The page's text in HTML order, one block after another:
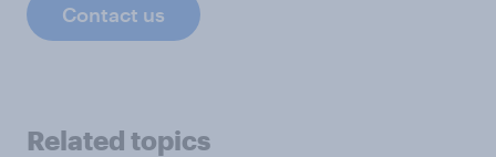
Contact us
Related topics